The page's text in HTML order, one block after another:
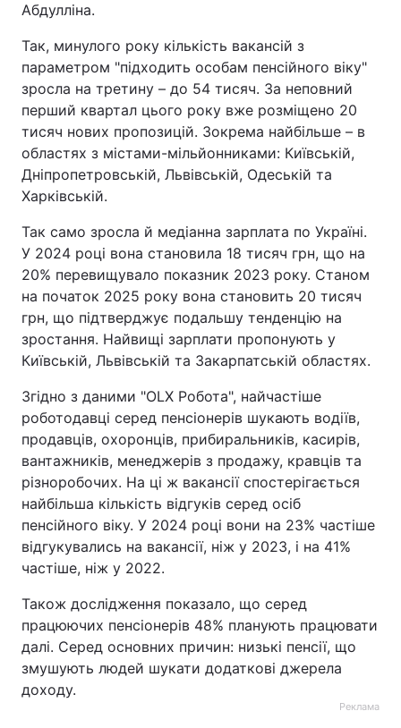
Абдулліна.
Так, минулого року кількість вакансій з
параметром "підходить особам пенсійного віку"
зросла на третину – до 54 тисяч. За неповний
перший квартал цього року вже розміщено 20
тисяч нових пропозицій. Зокрема найбільше – в
областях з містами-мільйонниками: Київській,
Дніпропетровській, Львівській, Одеській та
Харківській.
Так само зросла й медіанна зарплата по Україні.
У 2024 році вона становила 18 тисяч грн, що на
20% перевищувало показник 2023 року. Станом
на початок 2025 року вона становить 20 тисяч
грн, що підтверджує подальшу тенденцію на
зростання. Найвищі зарплати пропонують у
Київській, Львівській та Закарпатській областях.
Згідно з даними "OLX Робота", найчастіше
роботодавці серед пенсіонерів шукають водіїв,
продавців, охоронців, прибиральників, касирів,
вантажників, менеджерів з продажу, кравців та
різноробочих. На ці ж вакансії спостерігається
найбільша кількість відгуків серед осіб
пенсійного віку. У 2024 році вони на 23% частіше
відгукувались на вакансії, ніж у 2023, і на 41%
частіше, ніж у 2022.
Також дослідження показало, що серед
працюючих пенсіонерів 48% планують працювати
далі. Серед основних причин: низькі пенсії, що
змушують людей шукати додаткові джерела
доходу.
Реклама